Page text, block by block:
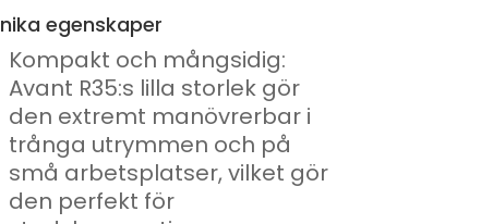
egenskaper
Kompakt och mångsidig:
Avant R35:s lilla storlek gör
den extremt manövrerbar i
trånga utrymmen och på
små arbetsplatser, vilket gör
den perfekt för